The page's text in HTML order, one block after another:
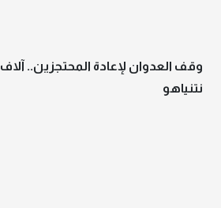
وقف العدوان لإعادة المحتجزين..
نتنياهو